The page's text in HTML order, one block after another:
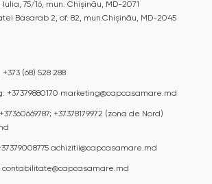
Iulia, 75/16, mun. Chișinău, MD-2071
Basarab 2, of. 82, mun.Chișinău, MD-2045
+373 (68) 528 288
+37379880170 marketing@capcasamare.md
+37360669787; +37378179972 (zona de Nord)
achizitii@capcasamare.md
contabilitate@capcasamare.md